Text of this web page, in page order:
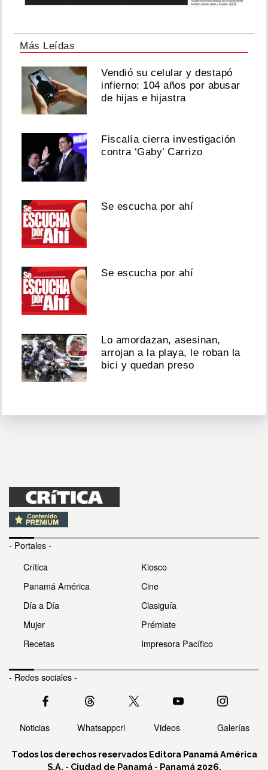
Más Leídas
Vendió su celular y destapó
infierno: 104 años por abusar
de hijas e hijastra
Fiscalía cierra investigación
contra ‘Gaby’ Carrizo
Se escucha por ahí
Se escucha por ahí
Lo amordazan, asesinan,
arrojan a la playa, le roban la
bici y quedan preso
- Portales -
Crítica
Panamá América
Día a Día
Mujer
Recetas
Kiosco
Cine
Clasiguía
Prémiate
Impresora Pacífico
- Redes sociales -
Noticias Whatsappcri Videos Galerías
Todos los derechos reservados Editora Panamá América
S.A. - Ciudad de Panamá - Panamá 2026.